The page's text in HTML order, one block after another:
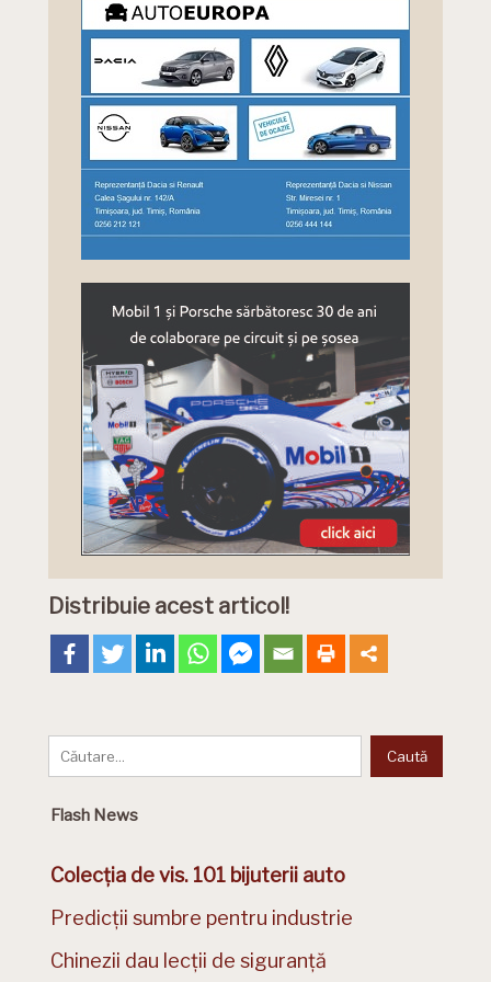
Distribuie acest articol!
Flash News
Colecția de vis. 101 bijuterii auto
Predicții sumbre pentru industrie
Chinezii dau lecții de siguranță